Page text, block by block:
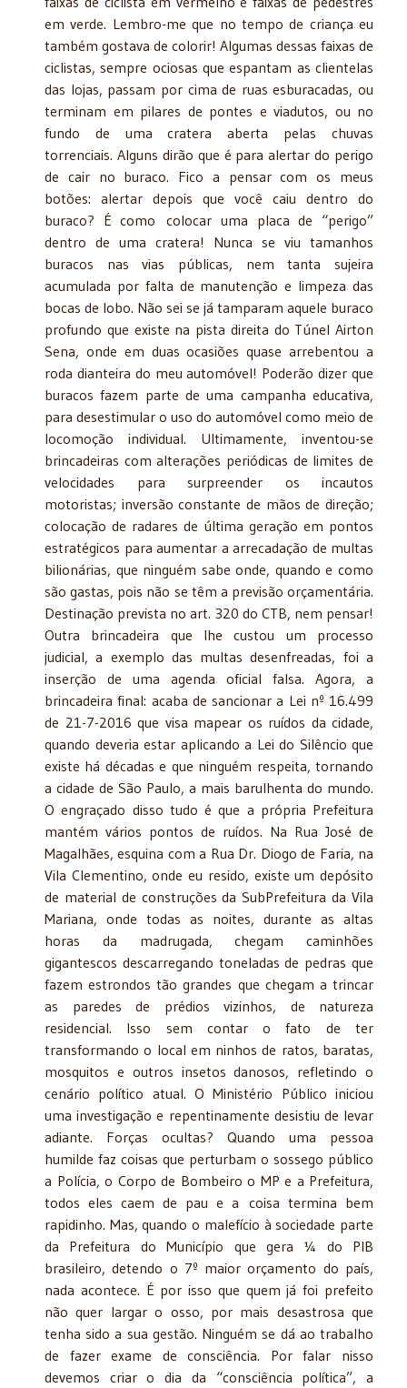
em verde. Lembro-me que no tempo de criança eu
também gostava de colorir! Algumas dessas faixas de
ciclistas, sempre ociosas que espantam as clientelas
das lojas, passam por cima de ruas esburacadas, ou
terminam em pilares de pontes e viadutos, ou no
fundo de uma cratera aberta pelas chuvas
torrenciais. Alguns dirão que é para alertar do perigo
de cair no buraco. Fico a pensar com os meus
botões: alertar depois que você caiu dentro do
buraco? É comocolocar uma placa de “perigo”
dentro de uma cratera! Nunca se viu tamanhos
buracos nas vias públicas, nem tanta sujeira
acumulada por falta de manutenção e limpeza das
bocas de lobo. Não sei se já tamparam aquele buraco
profundo que existe na pista direita do Túnel Airton
Sena, onde em duas ocasiões quase arrebentou a
roda dianteira do meu automóvel! Poderão dizer que
buracos fazem parte de uma campanha educativa,
para desestimular o uso do automóvel como meio de
locomoção individual. Ultimamente, inventou-se
brincadeiras com alterações periódicas de limites de
velocidades para surpreender os incautos
motoristas; inversão constante de mãos de direção;
colocação de radares de última geração em pontos
estratégicos para aumentar a arrecadação de multas
bilionárias, que ninguém sabe onde, quando e como
são gastas, pois não se têm a previsão orçamentária.
Destinação prevista no art. 320 do CTB, nem pensar!
Outra brincadeira que lhe custou um processo
judicial, a exemplo das multas desenfreadas, foi a
inserção de uma agenda oficial falsa. Agora, a
brincadeira final: acaba de sancionar a Lei nº 16.499
de 21-7-2016 que visa mapear os ruídos da cidade,
quando deveria estar aplicando a Lei do Silêncio que
existe há décadas e que ninguém respeita, tornando
a cidade de São Paulo, a mais barulhenta do mundo.
O engraçado disso tudo é que a própria Prefeitura
mantém vários pontos de ruídos. Na Rua José de
Magalhães, esquina com a Rua Dr. Diogo de Faria, na
Vila Clementino, onde eu resido, existe um depósito
de material de construções da SubPrefeitura da Vila
Mariana, onde todas as noites, durante as altas
horas da madrugada, chegam caminhões
gigantescos descarregando toneladas de pedras que
fazem estrondos tão grandes que chegam a trincar
as paredes de prédios vizinhos, de natureza
residencial. Isso sem contar o fato de ter
transformando o local em ninhos de ratos, baratas,
mosquitos e outros insetos danosos, refletindo o
cenário político atual. O Ministério Público iniciou
uma investigação e repentinamente desistiu de levar
adiante. Forças ocultas? Quando uma pessoa
humilde faz coisas que perturbam o sossego público
a Polícia, o Corpo de Bombeiro o MP e a Prefeitura,
todos eles caem de pau e a coisa termina bem
rapidinho. Mas, quando o malefício à sociedade parte
da Prefeitura do Município que gera ¼ do PIB
brasileiro, detendo o 7º maior orçamento do país,
nada acontece. É por isso que quem já foi prefeito
não quer largar o osso, por mais desastrosa que
tenha sido a sua gestão. Ninguém se dá ao trabalho
de fazer exame de consciência. Por falar nisso
devemos criar o dia da “consciência política”, a